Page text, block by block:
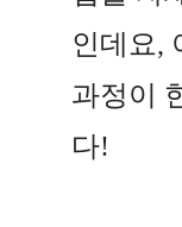
인데요,
과정이
다!